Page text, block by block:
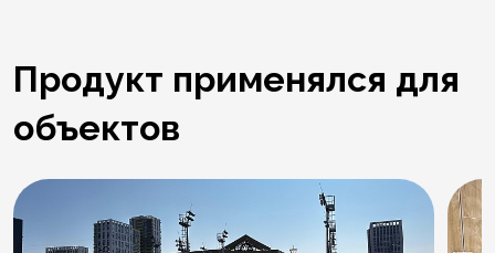
Продукт применялся для
объектов